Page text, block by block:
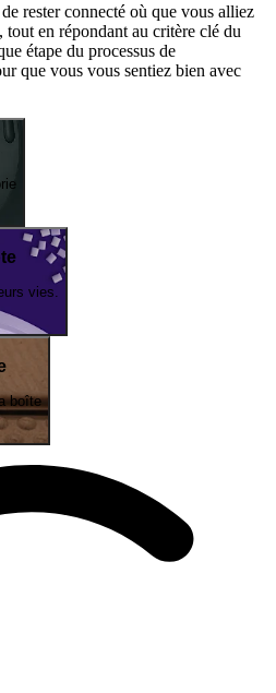
rester connecté où que vous alliez
tout en répondant au critère clé du
étape du processus de
que vous vous sentiez bien avec
vies.
boîte